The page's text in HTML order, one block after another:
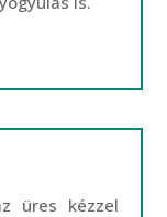
üres kézzel